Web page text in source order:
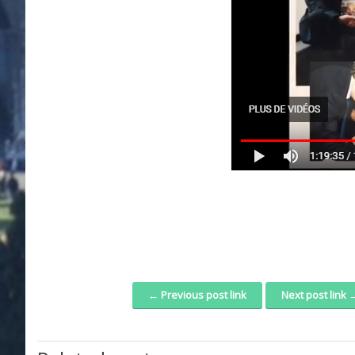
Post navigation← Previous post link Next post link